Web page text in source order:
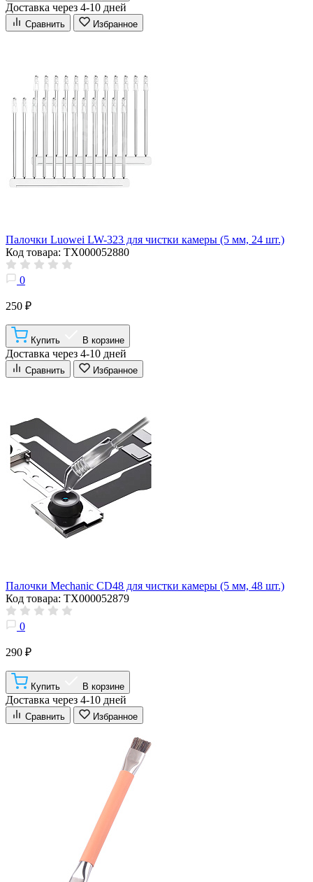
Доставка через 4-10 дней
Сравнить Избранное
Палочки Luowei LW-323 для чистки камеры (5 мм, 24 шт.)
Код товара: ТХ000052880
0
250 ₽
Купить В корзине
Доставка через 4-10 дней
Сравнить Избранное
Палочки Mechanic CD48 для чистки камеры (5 мм, 48 шт.)
Код товара: ТХ000052879
0
290 ₽
Купить В корзине
Доставка через 4-10 дней
Сравнить Избранное